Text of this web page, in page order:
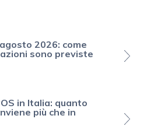
2026: come
sono previste
in Italia: quanto
più che in